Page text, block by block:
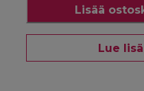
Lisää
Lue